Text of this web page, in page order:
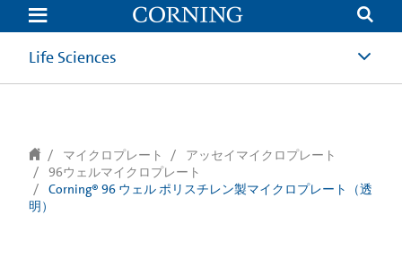
text.skipToContent
text.skipToNavigation
Life Sciences
マイクロプレート
アッセイマイクロプレート
96ウェルマイクロプレート
Corning® 96 ウェル ポリスチレン製マイクロプレート（透
明）